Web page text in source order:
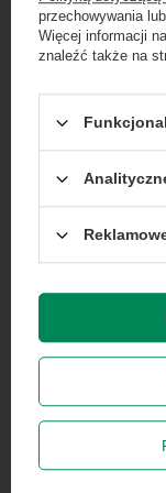
Symbol
Klasa
Zgarnij jako
...lub
przy
Rabat 50 zł
na potrzeby
przechowywania
Więcej informacji
znaleźć także na